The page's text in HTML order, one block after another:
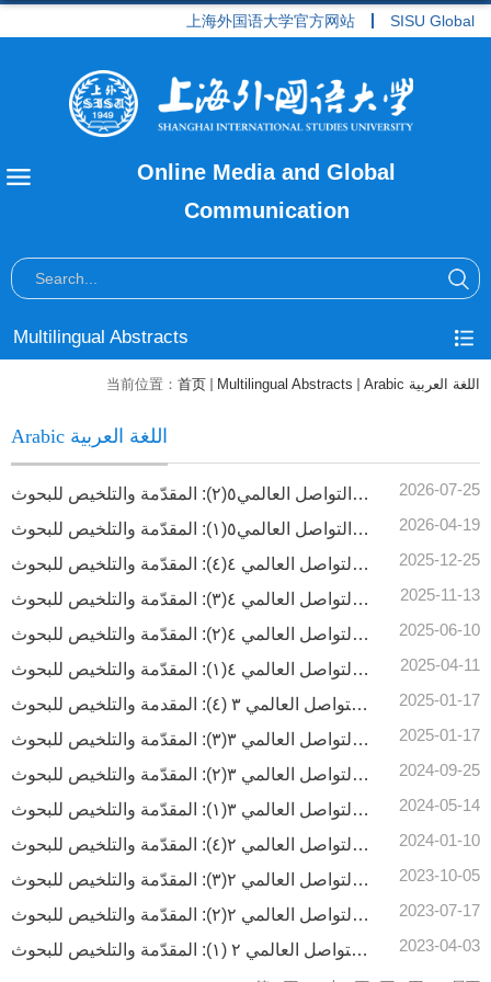
上海外国语大学官方网站 SISU Global
Online Media and Global
Communication
Multilingual Abstracts
当前位置： 首页 Multilingual Abstracts Arabic اللغة العربية
Arabic اللغة العربية
وسائل الإعلام عبر الإنترنت والتواصل العالمي٥(٢): المقدّمة والتلخيص للبحوثOnline Media and Global Communication 2026-07-25
وسائل الإعلام عبر الإنترنت والتواصل العالمي٥(١): المقدّمة والتلخيص للبحوثOnline Media and Global Communication 2026-04-19
وسائل الإعلام عبر الإنترنت والتواصل العالمي ٤(٤): المقدّمة والتلخيص للبحوث Online Media and Global Communication 2025-12-25
وسائل الإعلام عبر الإنترنت والتواصل العالمي ٤(٣): المقدّمة والتلخيص للبحوث Online Media and Global Communication 2025-11-13
وسائل الإعلام عبر الإنترنت والتواصل العالمي ٤(٢): المقدّمة والتلخيص للبحوث Online Media and Global Communication 2025-06-10
وسائل الإعلام عبر الإنترنت والتواصل العالمي ٤(١): المقدّمة والتلخيص للبحوث Online Media and Global Communication 2025-04-11
وسائل الإعلام عبر الإنترنت والتواصل العالمي ٣ (٤): المقدمة والتلخيص للبحوثOnline Media and Global Communication 2025-01-17
وسائل الإعلام عبر الإنترنت والتواصل العالمي ٣(٣): المقدّمة والتلخيص للبحوث Online Media and Global Communication 2025-01-17
وسائل الإعلام عبر الإنترنت والتواصل العالمي ٣(٢): المقدّمة والتلخيص للبحوث Online Media and Global Communication 2024-09-25
وسائل الإعلام عبر الإنترنت والتواصل العالمي ٣(١): المقدّمة والتلخيص للبحوث Online Media and Global Communication 2024-05-14
وسائل الإعلام عبر الإنترنت والتواصل العالمي ٢(٤): المقدّمة والتلخيص للبحوث Online Media and Global Communication 2024-01-10
وسائل الإعلام عبر الإنترنت والتواصل العالمي ٢(٣): المقدّمة والتلخيص للبحوث Online Media and Global Communication 2023-10-05
وسائل الإعلام عبر الإنترنت والتواصل العالمي ٢(٢): المقدّمة والتلخيص للبحوث Online Media and Global Communication 2023-07-17
وسائل الإعلام عبر الإنترنت والتواصل العالمي ٢ (١): المقدّمة والتلخيص للبحوث Online Media and Global Communication 2023-04-03